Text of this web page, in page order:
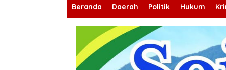
Beranda Daerah Politik Hukum